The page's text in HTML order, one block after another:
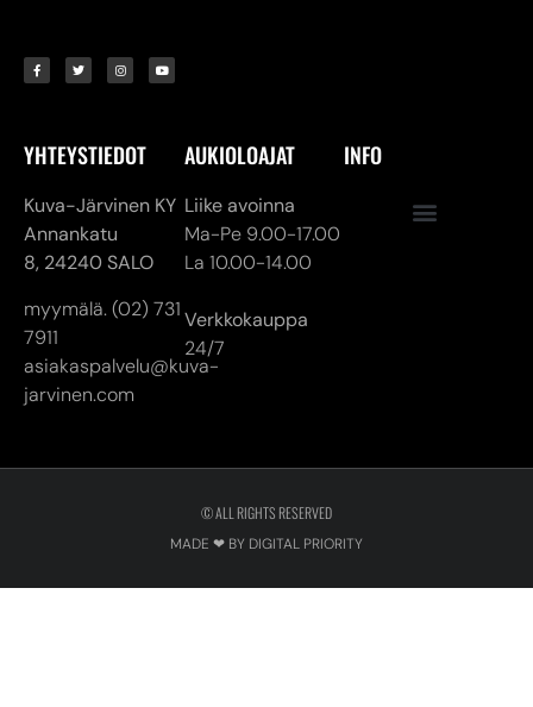
YHTEYSTIEDOT
Kuva-Järvinen KY
Annankatu
8, 24240 SALO
myymälä. (02) 731
7911
asiakaspalvelu@kuva-
jarvinen.com
AUKIOLOAJAT
Liike avoinna
Ma-Pe 9.00-17.00
La 10.00-14.00
Verkkokauppa
24/7
INFO
© ALL RIGHTS RESERVED
MADE ❤ BY DIGITAL PRIORITY